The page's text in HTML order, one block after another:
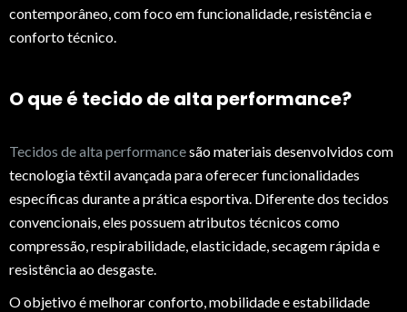
contemporâneo, com foco em funcionalidade, resistência e
conforto técnico.
O que é tecido de alta performance?
Tecidos de alta performancesão materiais desenvolvidos com
tecnologia têxtil avançada para oferecer funcionalidades
específicas durante a prática esportiva. Diferente dos tecidos
convencionais, eles possuem atributos técnicos como
compressão, respirabilidade, elasticidade, secagem rápida e
resistência ao desgaste.
O objetivo é melhorar conforto, mobilidade e estabilidade